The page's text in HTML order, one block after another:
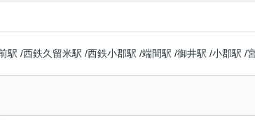
駅 /西鉄久留米駅 /西鉄小郡駅 /端間駅 /御井駅 /小郡駅 /